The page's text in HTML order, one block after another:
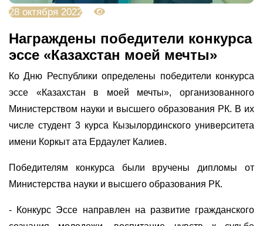
28 октября 2022
Награждены победители конкурса
эссе «Казахстан моей мечты»
Ко Дню Республики определены победители конкурса
эссе «Казахстан в моей мечты», организованного
Министерством науки и высшего образования РК. В их
числе студент 3 курса Кызылординского университета
имени Коркыт ата Ердаулет Калиев.
Победителям конкурса были вручены дипломы от
Министерства науки и высшего образования РК.
- Конкурс Эссе направлен на развитие гражданского